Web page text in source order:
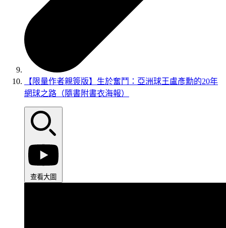
【限量作者親簽版】生於奮鬥：亞洲球王盧彥勳的20年
網球之路（隨書附書衣海報）
查看大圖